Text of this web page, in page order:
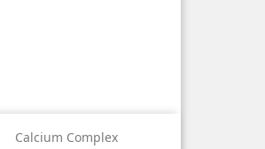
Calcium Complex